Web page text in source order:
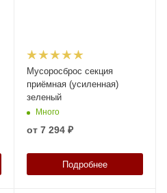
Мусоросброс секция
приёмная (усиленная)
зеленый
Много
от 7 294 ₽
Подробнее